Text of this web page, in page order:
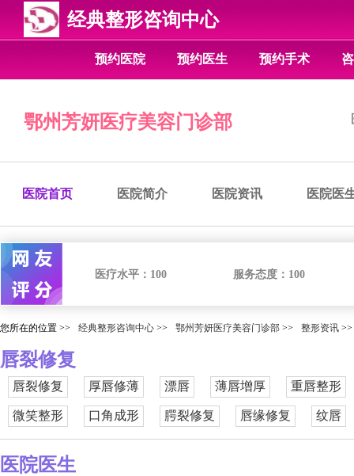
经典整形咨询中心
预约医院 预约医生 预约手术
鄂州芳妍医疗美容门诊部
医院首页 医院简介 医院资讯 医院医
医疗水平： 100 服务态度： 100
您所在的位置 >> 经典整形咨询中心 >> 鄂州芳妍医疗美容门诊部 >> 整形资讯 >>
唇裂修复
唇裂修复 厚唇修薄 漂唇 薄唇增厚 重唇整形
微笑整形 口角成形 腭裂修复 唇缘修复 纹唇
医院医生